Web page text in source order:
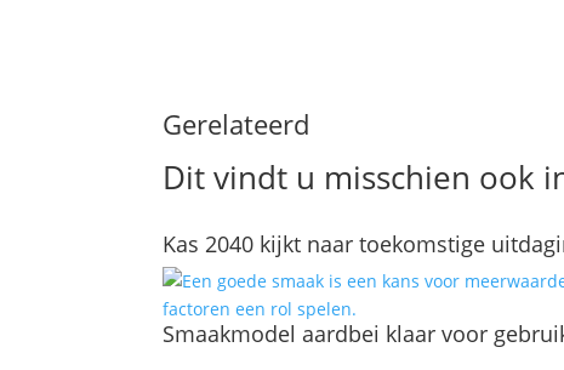
Gerelateerd
Dit vindt u misschien ook
Kas 2040 kijkt naar toekomstige
Smaakmodel aardbei klaar voor